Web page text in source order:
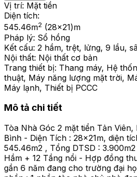
Vị trí: Mặt tiền
Diện tích:
545.46m2 (28x21)m
Pháp lý: Sổ hồng
Kết cấu: 2 hầm, trệt, lửng, 9 lầu,
Nội thất: Nội thất cơ bản
Trang thiết bị: Thang máy, Hệ
thuật, Máy năng lượng mặt trời,
Máy lạnh, Thiết bị PCCC
Mô tả chi tiết
Tòa Nhà Góc 2 mặt tiển Tản
Bình - Diện Tích : 28x21m, diện
545.46m2 , Tổng DTSD :
Hầm + 12 Tầng nổi - Hợp đồng
gần 6 năm đang cho trường đại